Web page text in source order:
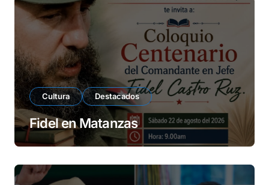
e
Cultura Destacados
Fidel en Matanzas